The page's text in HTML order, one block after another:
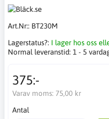
Art.Nr:: BT230M
Lagerstatus?: I lager hos oss
Normal leveranstid: 1 - 5
375:-
Varav moms: 75,00 kr
Antal